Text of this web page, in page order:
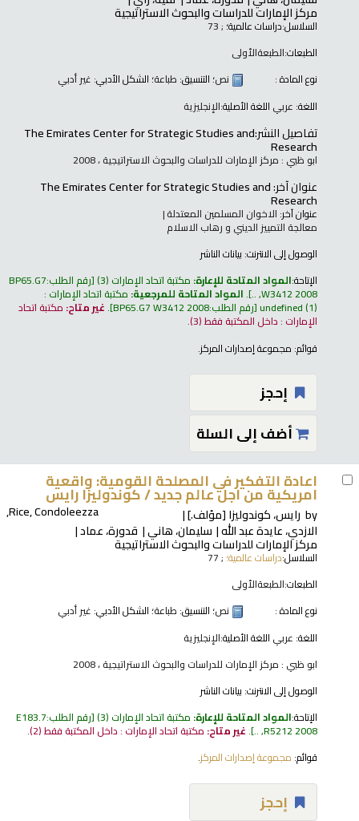
مركز الإمارات للدراسات والبحوث الاستراتيجية
السلاسل:دراسات عالمية؛ ; 73
الطبعات:الطبعةالأولى
نوع المادة :
نص؛ التنسيق: طباعة؛ الشكل الأدبي: غير أدبي
اللغة: عربي اللغة الأصلية:الإنجليزية
تفاصيل النشر:The Emirates Center for Strategic Studies and
Research
ابو ظبي : مركز الإمارات للدراسات والبحوث الاستراتيجية ، 2008
عنوان آخر:The Emirates Center for Strategic Studies and
Research
عنوان آخر: الاخوان المسلمين المعتدلة
معالجة التمييز الديني و رهاب الاسلام
الوصول إلى الانترنت: بيانات الناشر
الإتاحة:المواد المتاحة للإعارة: مكتبة اتحاد الإمارات (3) رقم الطلب:BP65.G7
W3412 2008, ..
.المواد المتاحة للمرجعية: مكتبة اتحاد الإمارات :
undefined (1) رقم الطلب:BP65.G7 W3412 2008
.غير متاح: مكتبة اتحاد
الإمارات : داخل المكتبة فقط(3).
قوائم: مجموعة إصدارات المركز.
إحجز
أضف إلى السلة
اعادة التفكير في المصلحة القومية: واقعية
امريكية من اجل عالم جديد /كوندوليزا رايس
Rice, Condoleezza, by رايس، كوندوليزا[مؤلف.]
الازدي، عايدة عبد الله سليمان، هاني قدورة، عماد
مركز الإمارات للدراسات والبحوث الاستراتيجية
السلاسل:دراسات عالمية؛ ; 77
الطبعات:الطبعةالأولى
نوع المادة :
نص؛ التنسيق: طباعة؛ الشكل الأدبي: غير أدبي
اللغة: عربي اللغة الأصلية:الإنجليزية
ابو ظبي : مركز الإمارات للدراسات والبحوث الاستراتيجية ، 2008
الوصول إلى الانترنت: بيانات الناشر
الإتاحة:المواد المتاحة للإعارة: مكتبة اتحاد الإمارات (3) رقم الطلب:E183.7
R5212 2008, ..
.غير متاح: مكتبة اتحاد الإمارات : داخل المكتبة فقط(2).
قوائم: مجموعة إصدارات المركز.
إحجز